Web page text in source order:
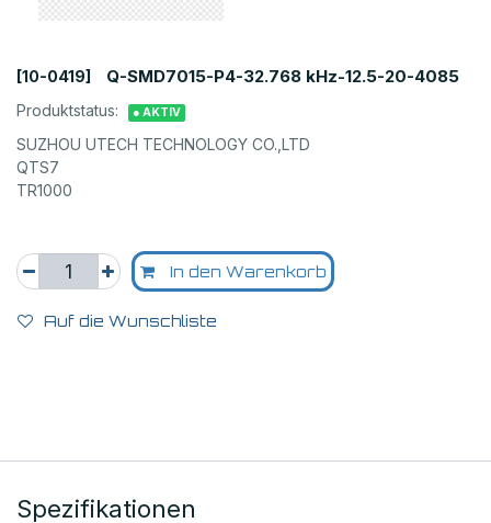
[10-0419] Q-SMD7015-P4-32.768 kHz-12.5-20-4085
Produktstatus: ● AKTIV
SUZHOU UTECH TECHNOLOGY CO.,LTD
QTS7
TR1000
In den Warenkorb
Auf die Wunschliste
Spezifikationen